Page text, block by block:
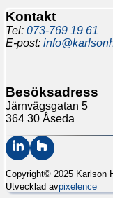
Kontakt
Tel: 073-769 19 61
E-post:
Besöksadress
Järnvägsgatan 5
364 30 Åseda
Copyright© 2025 Karlson
Utvecklad avpixelence